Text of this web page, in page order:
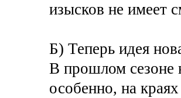
изысков не имеет
Б) Теперь идея
В прошлом сезоне
особенно, на